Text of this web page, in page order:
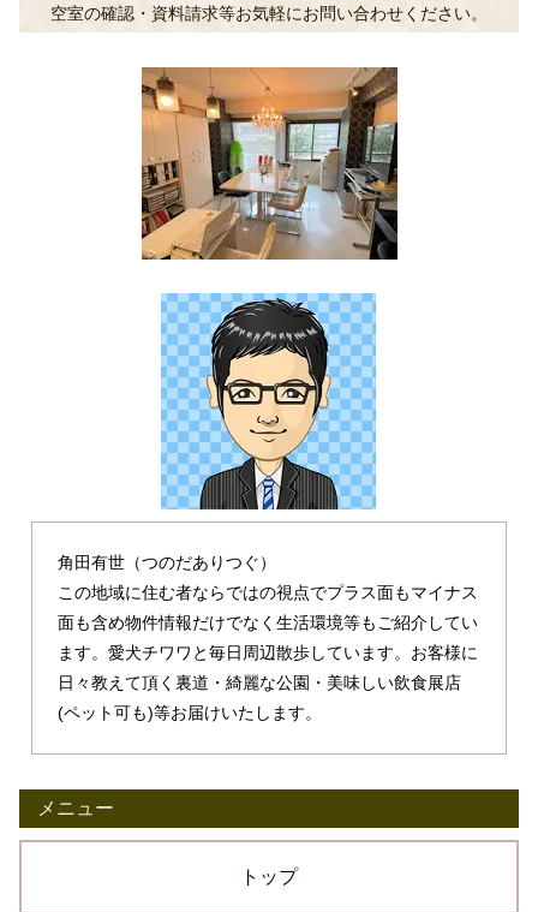
空室の確認・資料請求等お気軽にお問い合わせください。
角田有世（つのだありつぐ）
この地域に住む者ならではの視点でプラス面もマイナス
面も含め物件情報だけでなく生活環境等もご紹介してい
ます。愛犬チワワと毎日周辺散歩しています。お客様に
日々教えて頂く裏道・綺麗な公園・美味しい飲食展店
(ペット可も)等お届けいたします。
メニュー
トップ